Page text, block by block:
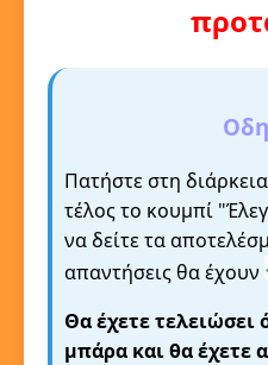
Πατήστε στη
τέλος το κουμπί
να δείτε τα
απαντήσεις θα έχουν
Θα έχετε τελειώσει
μπάρα και θα έχετε